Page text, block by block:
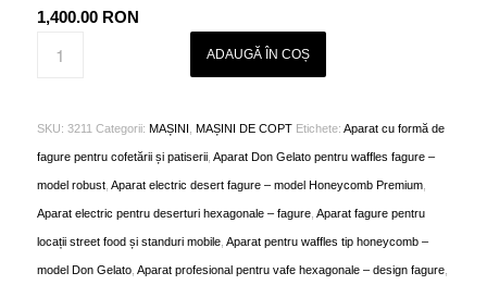
1,400.00 RON
ADAUGĂ ÎN COȘ
SKU: 3211 Categorii: MAȘINI MAȘINI DE COPT Etichete: Aparat cu formă de
fagure pentru cofetării și patiserii, Aparat Don Gelato pentru waffles fagure –
model robust, Aparat electric desert fagure – model Honeycomb Premium,
Aparat electric pentru deserturi hexagonale – fagure, Aparat fagure pentru
locații street food și standuri mobile, Aparat pentru waffles tip honeycomb –
model Don Gelato, Aparat profesional pentru vafe hexagonale – design fagure,